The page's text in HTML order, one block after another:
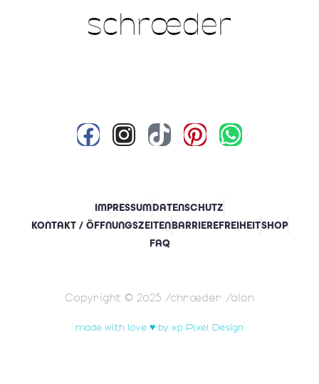
IMPRESSUMDATENSCHUTZ
KONTAKT / ÖFFNUNGSZEITENBARRIEREFREIHEITSHOP
FAQ
Copyright © 2025 Schrœder Salon
made with love ♥ by xp Pixel Design